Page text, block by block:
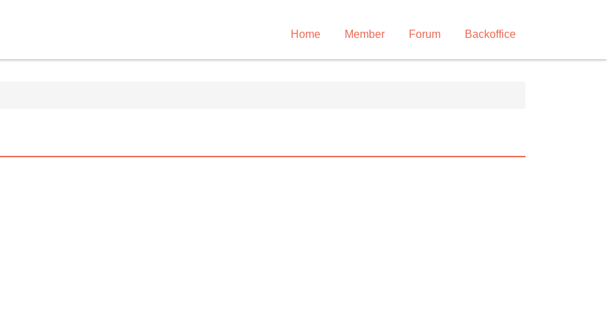
Home Member Forum Backoffice